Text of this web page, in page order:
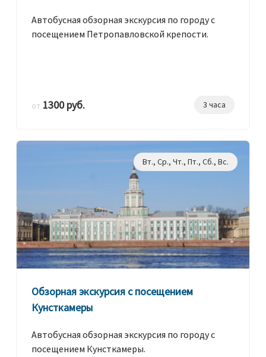
Автобусная обзорная экскурсия по городу с
посещением Петропавловской крепости.
от 1300 руб. 3 часа
Вт., Ср., Чт., Пт., Сб., Вс.
Обзорная экскурсия с посещением
Кунсткамеры
Автобусная обзорная экскурсия по городу с
посещением Кунсткамеры.